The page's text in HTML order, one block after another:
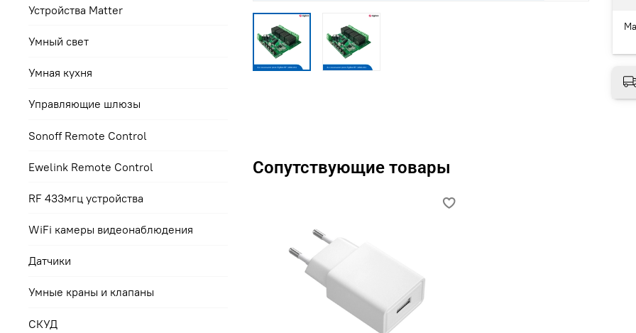
Сопутствующие товары
Устройства Matter
Умный свет
Умная кухня
Управляющие шлюзы
Sonoff Remote Control
Ewelink Remote Control
RF 433мгц устройства
WiFi камеры видеонаблюдения
Датчики
Умные краны и клапаны
СКУД